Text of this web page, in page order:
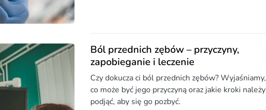
Ból przednich zębów – przyczyny,
zapobieganie i leczenie
Czy dokucza ci ból przednich zębów? Wyjaśniamy,
co może być jego przyczyną oraz jakie kroki należy
podjąć, aby się go pozbyć.